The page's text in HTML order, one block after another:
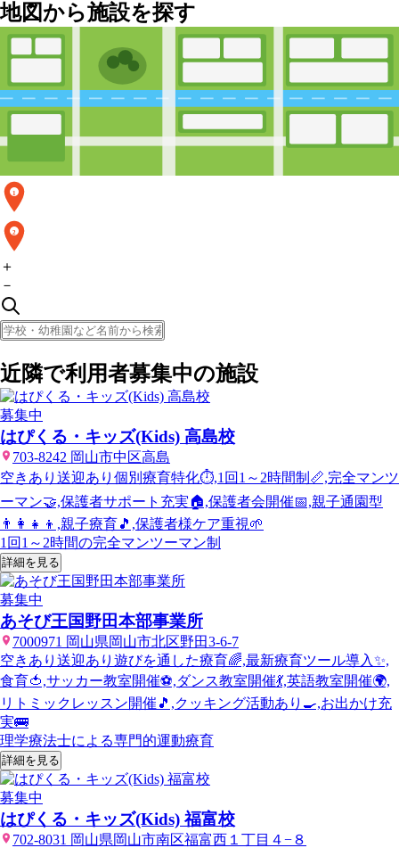
地図から施設を探す
1
2
＋
－
近隣で利用者募集中の施設
募集中
はぴくる・キッズ(Kids) 高島校
703-8242 岡山市中区高島
空きあり 送迎あり 個別療育特化⏱️,1回1～2時間制📏,完全マンツ
ーマン🤝,保護者サポート充実🏠,保護者会開催📅,親子通園型
👨‍👩‍👧‍👦,親子療育🎵,保護者様ケア重視🌱
1回1～2時間の完全マンツーマン制
詳細を見る
募集中
あそび王国野田本部事業所
7000971 岡山県岡山市北区野田3-6-7
空きあり 送迎あり 遊びを通した療育🌈,最新療育ツール導入✨,
食育🍅,サッカー教室開催⚽,ダンス教室開催💃,英語教室開催🌍,
リトミックレッスン開催🎵,クッキング活動あり🍳,お出かけ充
実🚌
理学療法士による専門的運動療育
詳細を見る
募集中
はぴくる・キッズ(Kids) 福富校
702-8031 岡山県岡山市南区福富西１丁目４−８